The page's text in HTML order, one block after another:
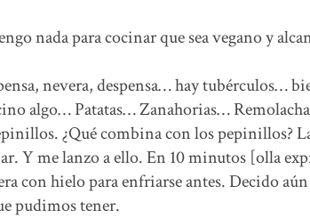
nada para cocinar que sea vegano y
nevera, despensa… hay tubérculos…
algo… Patatas… Zanahorias…
¿Qué combina con los pepinillos?
Y me lanzo a ello. En 10 minutos [olla
con hielo para enfriarse antes. Decido
pudimos tener.